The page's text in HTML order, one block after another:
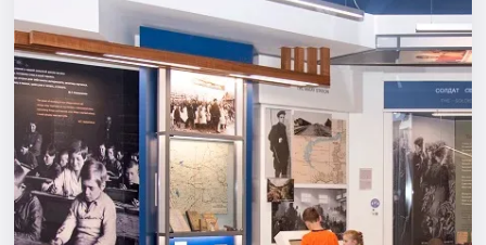
События
Города
Площадки
Артисты